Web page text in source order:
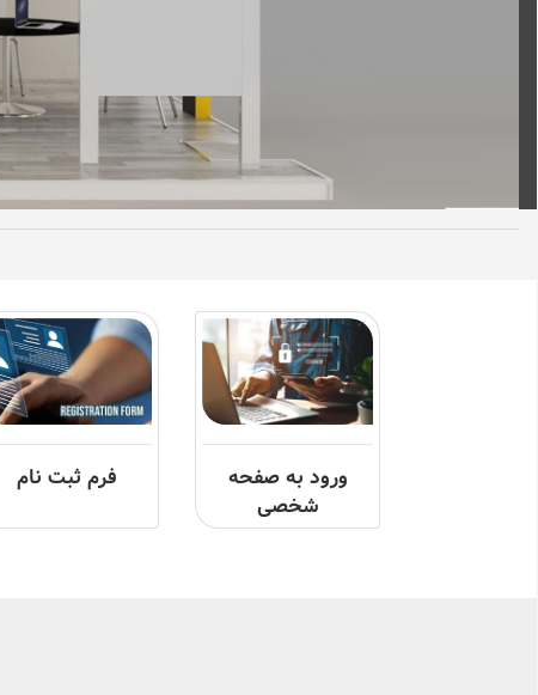
ورود به صفحه
شخصی
فرم ثبت نام